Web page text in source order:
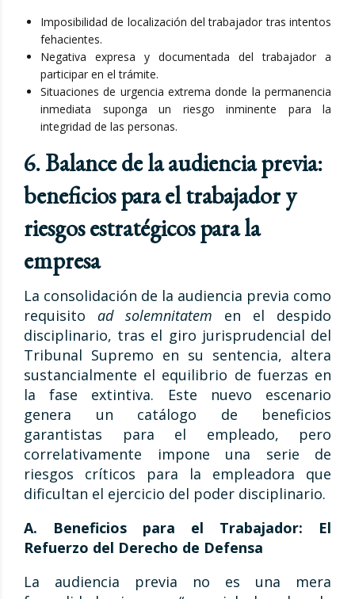
Imposibilidad de localización del trabajador tras intentos
fehacientes.
Negativa expresa y documentada del trabajador a
participar en el trámite.
Situaciones de urgencia extrema donde la permanencia
inmediata suponga un riesgo inminente para la
integridad de las personas.
6. Balance de la audiencia previa:
beneficios para el trabajador y
riesgos estratégicos para la
empresa
La consolidación de la audiencia previa como
requisito ad solemnitatem en el despido
disciplinario, tras el giro jurisprudencial del
Tribunal Supremo en su sentencia, altera
sustancialmente el equilibrio de fuerzas en
la fase extintiva. Este nuevo escenario
genera un catálogo de beneficios
garantistas para el empleado, pero
correlativamente impone una serie de
riesgos críticos para la empleadora que
dificultan el ejercicio del poder disciplinario.
A. Beneficios para el Trabajador: El
Refuerzo del Derecho de Defensa
La audiencia previa no es una mera